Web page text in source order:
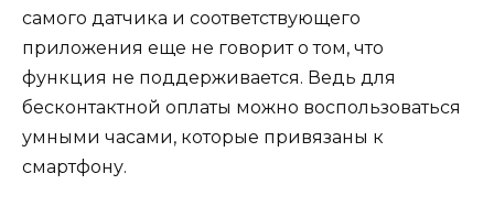
самого датчика и соответствующего
приложения еще не говорит о том, что
функция не поддерживается. Ведь для
бесконтактной оплаты можно воспользоваться
умными часами, которые привязаны к
смартфону.